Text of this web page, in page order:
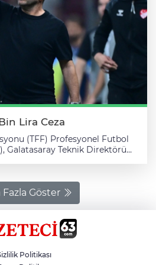
Lira Ceza
(TFF) Profesyonel Futbol
Galatasaray Teknik Direktörü
aykırı hareketi nedeniyle 117
Aynı maçta
çirkin ve kötü tezahürat
ile oynanan
çarptırıldığı ifade edildi.
Fazla Göster
Politikası